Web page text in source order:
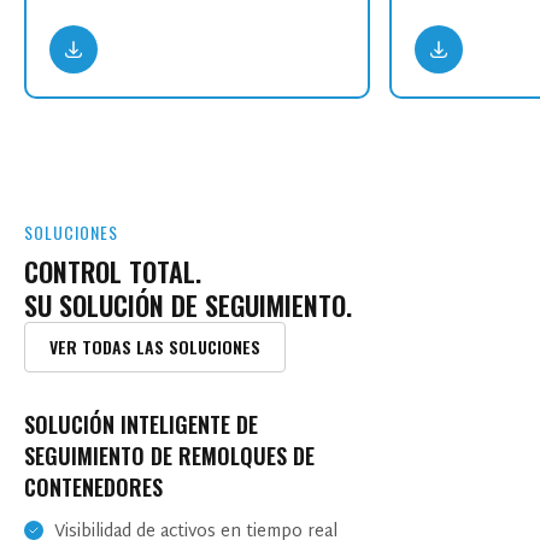
SOLUCIONES
CONTROL TOTAL.
SU SOLUCIÓN DE SEGUIMIENTO.
VER TODAS LAS SOLUCIONES
GESTIÓN DE FLOTAS PÚBLICAS
GUBERNAMENTALES
Seguimiento en tiempo real
GESTIÓN DE OPERACIONES MINERAS
Optimización de combustible y energía
Monitoreo de la seguridad operativa
SOLUCIÓN INTELIGENTE DE
SEGUIMIENTO DE REMOLQUES DE
CONTENEDORES
Visibilidad de activos en tiempo real
SEGUIMIENTO DE LA SEGURIDAD DE LOS
TRABAJADORES SOLITARIOS